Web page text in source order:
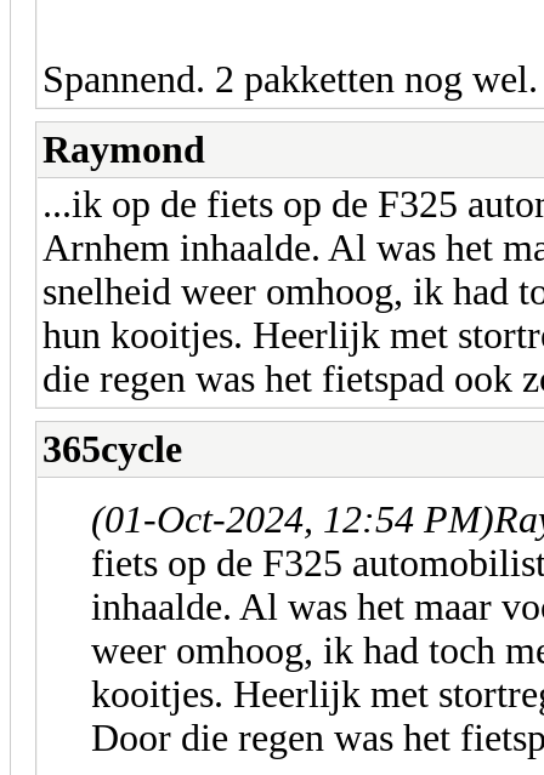
Spannend. 2 pakketten nog
Raymond
...ik op de fiets op de F325
Arnhem inhaalde. Al was het
snelheid weer omhoog, ik had
hun kooitjes. Heerlijk met
die regen was het fietspad ook
365cycle
(01-Oct-2024, 12:54 PM)
fiets op de F325
inhaalde. Al was het maar
weer omhoog, ik had toch
kooitjes. Heerlijk met
Door die regen was het